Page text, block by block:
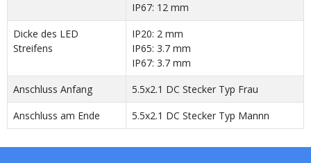
IP67: 12 mm
Dicke des LED
Streifens
IP20: 2 mm
IP65: 3.7 mm
IP67: 3.7 mm
Anschluss Anfang
5.5x2.1 DC Stecker Typ Frau
Anschluss am Ende
5.5x2.1 DC Stecker Typ Mannn